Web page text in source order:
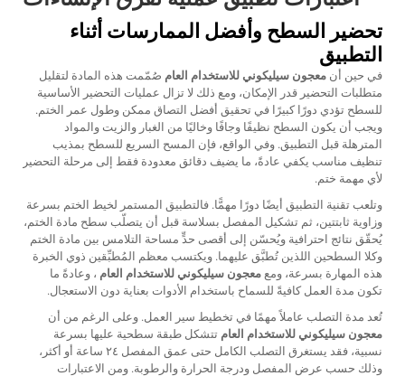
تحضير السطح وأفضل الممارسات أثناء
التطبيق
في حين أن معجون سيليكوني للاستخدام العام صُمّمت هذه المادة لتقليل
متطلبات التحضير قدر الإمكان، ومع ذلك لا تزال عمليات التحضير الأساسية
للسطح تؤدي دورًا كبيرًا في تحقيق أفضل التصاق ممكن وطول عمر الختم.
ويجب أن يكون السطح نظيفًا وجافًا وخاليًا من الغبار والزيت والمواد
المترهلة قبل التطبيق. وفي الواقع، فإن المسح السريع للسطح بمذيب
تنظيف مناسب يكفي عادةً، ما يضيف دقائق معدودة فقط إلى مرحلة التحضير
لأي مهمة ختم.
وتلعب تقنية التطبيق أيضًا دورًا مهمًّا. فالتطبيق المستمر لخيط الختم بسرعة
وزاوية ثابتتين، ثم تشكيل المفصل بسلاسة قبل أن يتصلّب سطح مادة الختم،
يُحقّق نتائج احترافية ويُحسّن إلى أقصى حدٍّ مساحة التلامس بين مادة الختم
وكلا السطحين اللذين تُطبَّق عليهما. ويكتسب معظم المُطبِّقين ذوي الخبرة
هذه المهارة بسرعة، ومع معجون سيليكوني للاستخدام العام ، وعادةً ما
تكون مدة العمل كافيةً للسماح باستخدام الأدوات بعناية دون الاستعجال.
تُعد مدة التصلب عاملاً مهمًا في تخطيط سير العمل. وعلى الرغم من أن
معجون سيليكوني للاستخدام العام تتشكل طبقة سطحية عليها بسرعة
نسبية، فقد يستغرق التصلب الكامل حتى عمق المفصل ٢٤ ساعة أو أكثر،
وذلك حسب عرض المفصل ودرجة الحرارة والرطوبة. ومن الاعتبارات